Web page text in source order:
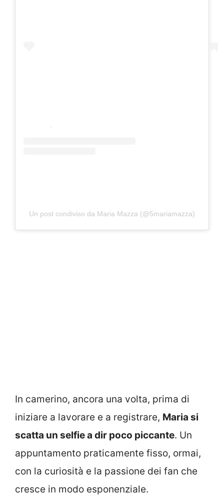
Un post condiviso da Maria Mazza (@5mariamazza)
In camerino, ancora una volta, prima di
iniziare a lavorare e a registrare, Maria si
scatta un selfie a dir poco piccante. Un
appuntamento praticamente fisso, ormai,
con la curiosità e la passione dei fan che
cresce in modo esponenziale.